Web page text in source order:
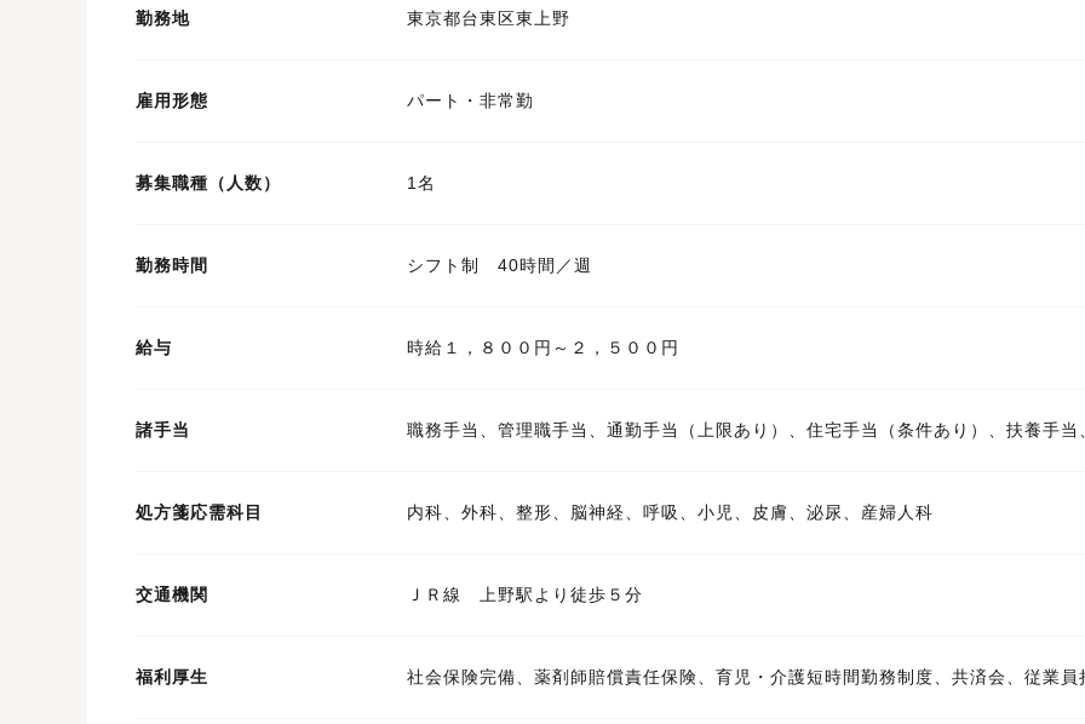
勤務地 東京都台東区東上野
雇用形態 パート・非常勤
募集職種（人数） 1名
勤務時間 シフト制 40時間／週
給与 時給１，８００円～２，５００円
諸手当 職務手当、管理職手当、通勤手当（上限あり）、住宅手当（条件あり）、扶養手
処方箋応需科目 内科、外科、整形、脳神経、呼吸、小児、皮膚、泌尿、産婦人科
交通機関 ＪＲ線 上野駅より徒歩５分
福利厚生 社会保険完備、薬剤師賠償責任保険、育児・介護短時間勤務制度、共済会、従業